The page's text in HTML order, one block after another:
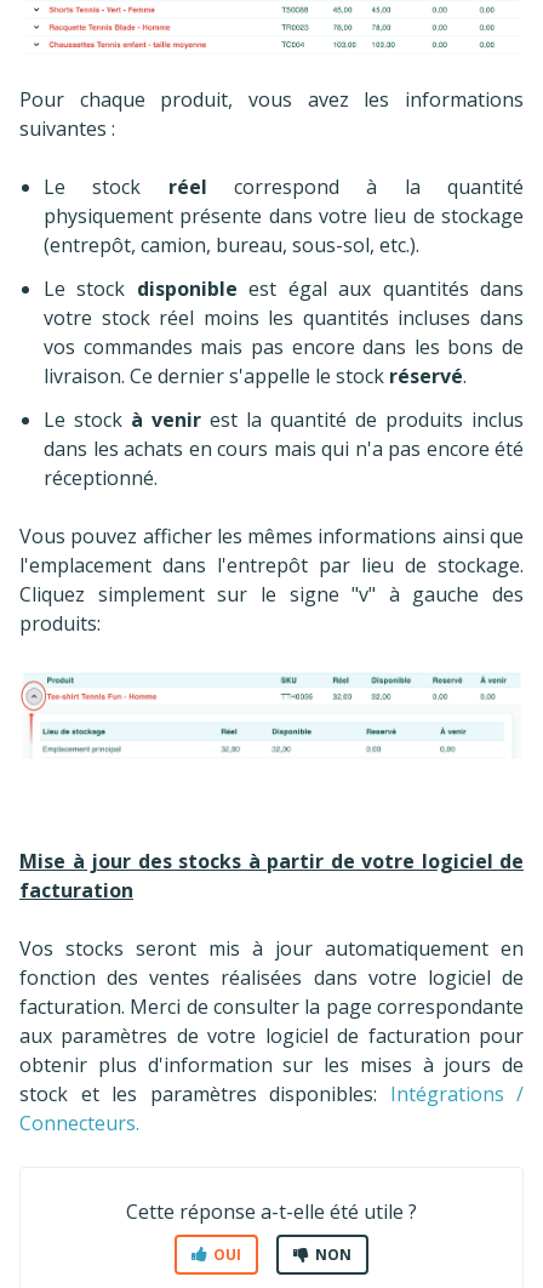
Pour chaque produit, vous avez les informations
suivantes :
Le stock réel correspond à la quantité
physiquement présente dans votre lieu de stockage
(entrepôt, camion, bureau, sous-sol, etc.).
Le stock disponible est égal aux quantités dans
votre stock réel moins les quantités incluses dans
vos commandes mais pas encore dans les bons de
livraison. Ce dernier s'appelle le stock réservé.
Le stock à venir est la quantité de produits inclus
dans les achats en cours mais qui n'a pas encore été
réceptionné.
Vous pouvez afficher les mêmes informations ainsi que
l'emplacement dans l'entrepôt par lieu de stockage.
Cliquez simplement sur le signe "v" à gauche des
produits:
Mise à jour des stocks à partir de votre logiciel de
facturation
Vos stocks seront mis à jour automatiquement en
fonction des ventes réalisées dans votre logiciel de
facturation. Merci de consulter la page correspondante
aux paramètres de votre logiciel de facturation pour
obtenir plus d'information sur les mises à jours de
stock et les paramètres disponibles: Intégrations /
Connecteurs.
Cette réponse a-t-elle été utile ?
OUI NON